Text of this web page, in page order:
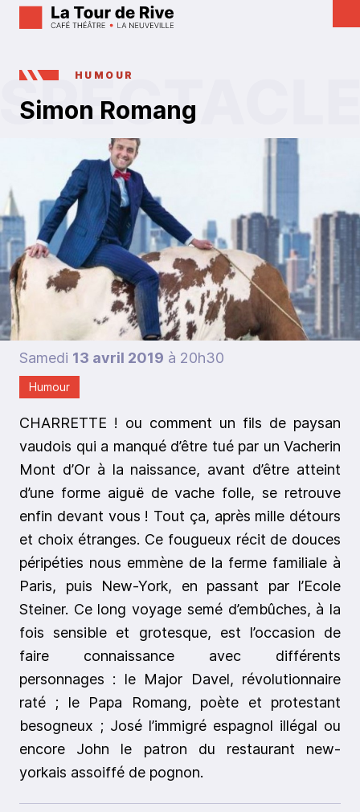
HUMOUR
Simon Romang
Samedi 13 avril 2019 à 20h30
Humour
CHARRETTE ! ou comment un fils de paysan
vaudois qui a manqué d’être tué par un Vacherin
Mont d’Or à la naissance, avant d’être atteint
d’une forme aiguë de vache folle, se retrouve
enfin devant vous ! Tout ça, après mille détours
et choix étranges. Ce fougueux récit de douces
péripéties nous emmène de la ferme familiale à
Paris, puis New-York, en passant par l’Ecole
Steiner. Ce long voyage semé d’embûches, à la
fois sensible et grotesque, est l’occasion de
faire connaissance avec différents
personnages : le Major Davel, révolutionnaire
raté ; le Papa Romang, poète et protestant
besogneux ; José l’immigré espagnol illégal ou
encore John le patron du restaurant new-
yorkais assoiffé de pognon.